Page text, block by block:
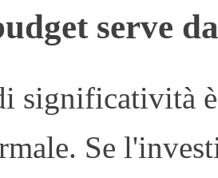
serve
significatività
Se